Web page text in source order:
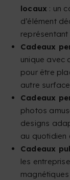
locaux : un
d’élément
représentant
Cadeaux
unique avec
pour être
autre
Cadeaux
photos
designs
au quotidien
Cadeaux
les